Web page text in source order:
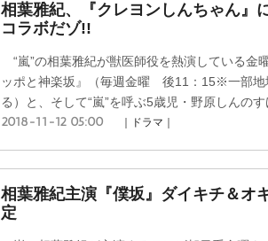
相葉雅紀、『クレヨンしんちゃん
コラボだゾ!!
“嵐”の相葉雅紀が獣医師役を熱演している金
ッポと神楽坂』（毎週金曜 後11：15※一部地
る）と、そして“嵐”を呼ぶ5歳児・野原しんの
2018-11-12 05:00 ｜ドラマ｜
相葉雅紀主演『僕坂』ダイキチ＆オ
定